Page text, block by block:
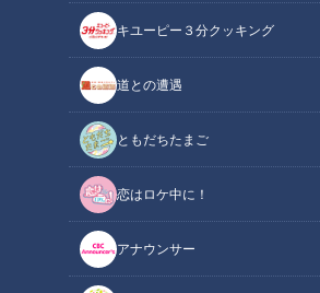
キユーピー３分クッキング
道との遭遇
ともだちたまご
恋はロケ中に！
アナウンサー
CBCテレビ『チャント！』いざ、学校に向井ます
この記事の画像（全6枚）